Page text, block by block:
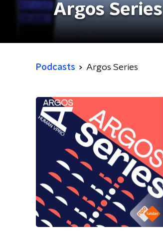
Argos Series
Podcasts Argos Series